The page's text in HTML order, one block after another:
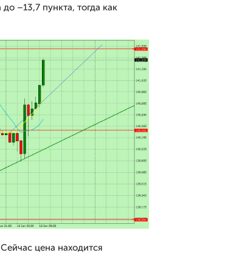
–13,7 пункта, тогда как
цена находится